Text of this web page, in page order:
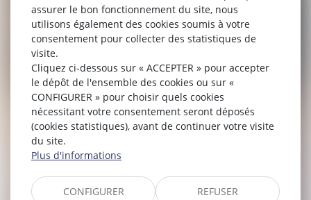
assurer le bon fonctionnement du site, nous
utilisons également des cookies soumis à votre
consentement pour collecter des statistiques de
visite.
Cliquez ci-dessous sur « ACCEPTER » pour accepter
le dépôt de l'ensemble des cookies ou sur «
CONFIGURER » pour choisir quels cookies
nécessitant votre consentement seront déposés
(cookies statistiques), avant de continuer votre visite
du site.
Plus d'informations
CONFIGURER REFUSER